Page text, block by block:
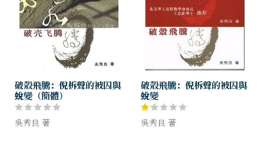
破殼飛騰：倪柝聲的被囚與
蛻變（簡體）
吳秀良 著
破殼飛騰：倪柝聲的被囚與
蛻變
吳秀良 著